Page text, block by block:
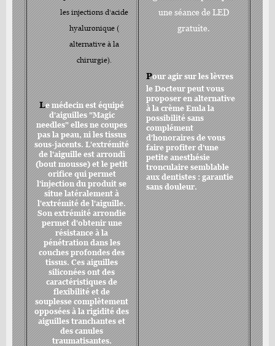
les injections d'acide
hyaluronique (
alternative à la
chirurgie).
Le médecin est équipé
d'aiguilles "Magic
needles" elles ne coupes
pas la peau, ni les tissus
sous-jacents. L'extrémité
de l'aiguille est arrondi
(bout mousse) et le petit
orifice qui permet
l'injection du produit se
situe latéralement à
l'extrémité de l'aiguille.
Son extrémité arrondie
permet d'obtenir une
résistance à la
pénétration dans les
couches profondes des
tissus. Ces aiguilles
siliconées ont des
caractéristiques de
flexibilité et de
souplesse complètement
opposées à la rigidité des
aiguilles tranchantes et
des canules
traumatisantes.
une séance de LED
gratuite.
Pour agir sur les lèvres
le Docteur peut vous
proposer en alternative
à la crème Emla la
possibilité sans
complément
d'honoraires de vous
faire profiter d'une
petite anesthésie
tronculaire semblable
aux dentistes : garantie
sans douleur.